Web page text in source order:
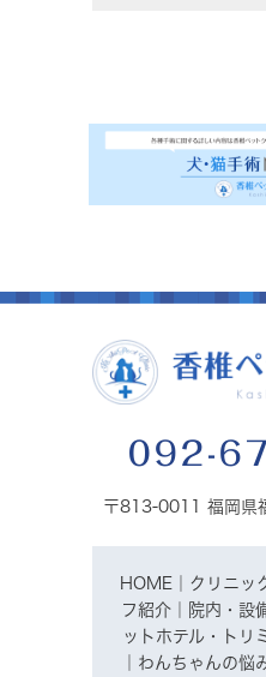
092-
〒813-0011 福岡県
HOME クリニッ
フ紹介
院内・設
ットホテル・トリ
わんちゃんの悩